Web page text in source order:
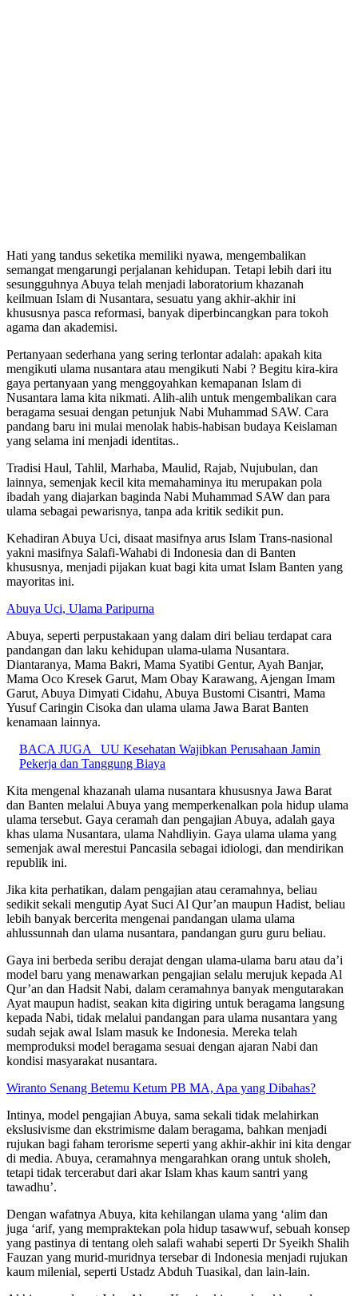
Hati yang tandus seketika memiliki nyawa, mengembalikan
semangat mengarungi perjalanan kehidupan. Tetapi lebih dari itu
sesungguhnya Abuya telah menjadi laboratorium khazanah
keilmuan Islam di Nusantara, sesuatu yang akhir-akhir ini
khususnya pasca reformasi, banyak diperbincangkan para tokoh
agama dan akademisi.
Pertanyaan sederhana yang sering terlontar adalah: apakah kita
mengikuti ulama nusantara atau mengikuti Nabi ? Begitu kira-kira
gaya pertanyaan yang menggoyahkan kemapanan Islam di
Nusantara lama kita nikmati. Alih-alih untuk mengembalikan cara
beragama sesuai dengan petunjuk Nabi Muhammad SAW. Cara
pandang baru ini mulai menolak habis-habisan budaya Keislaman
yang selama ini menjadi identitas..
Tradisi Haul, Tahlil, Marhaba, Maulid, Rajab, Nujubulan, dan
lainnya, semenjak kecil kita memahaminya itu merupakan pola
ibadah yang diajarkan baginda Nabi Muhammad SAW dan para
ulama sebagai pewarisnya, tanpa ada kritik sedikit pun.
Kehadiran Abuya Uci, disaat masifnya arus Islam Trans-nasional
yakni masifnya Salafi-Wahabi di Indonesia dan di Banten
khususnya, menjadi pijakan kuat bagi kita umat Islam Banten yang
mayoritas ini.
Abuya Uci, Ulama Paripurna
Abuya, seperti perpustakaan yang dalam diri beliau terdapat cara
pandangan dan laku kehidupan ulama-ulama Nusantara.
Diantaranya, Mama Bakri, Mama Syatibi Gentur, Ayah Banjar,
Mama Oco Kresek Garut, Mam Obay Karawang, Ajengan Imam
Garut, Abuya Dimyati Cidahu, Abuya Bustomi Cisantri, Mama
Yusuf Caringin Cisoka dan ulama ulama Jawa Barat Banten
kenamaan lainnya.
BACA JUGA
UU Kesehatan Wajibkan Perusahaan Jamin
Pekerja dan Tanggung Biaya
Kita mengenal khazanah ulama nusantara khususnya Jawa Barat
dan Banten melalui Abuya yang memperkenalkan pola hidup ulama
ulama tersebut. Gaya ceramah dan pengajian Abuya, adalah gaya
khas ulama Nusantara, ulama Nahdliyin. Gaya ulama ulama yang
semenjak awal merestui Pancasila sebagai idiologi, dan mendirikan
republik ini.
Jika kita perhatikan, dalam pengajian atau ceramahnya, beliau
sedikit sekali mengutip Ayat Suci Al Qur’an maupun Hadist, beliau
lebih banyak bercerita mengenai pandangan ulama ulama
ahlussunnah dan ulama nusantara, pandangan guru guru beliau.
Gaya ini berbeda seribu derajat dengan ulama-ulama baru atau da’i
model baru yang menawarkan pengajian selalu merujuk kepada Al
Qur’an dan Hadsit Nabi, dalam ceramahnya banyak mengutarakan
Ayat maupun hadist, seakan kita digiring untuk beragama langsung
kepada Nabi, tidak melalui pandangan para ulama nusantara yang
sudah sejak awal Islam masuk ke Indonesia. Mereka telah
memproduksi model beragama sesuai dengan ajaran Nabi dan
kondisi masyarakat nusantara.
Wiranto Senang Betemu Ketum PB MA, Apa yang Dibahas?
Intinya, model pengajian Abuya, sama sekali tidak melahirkan
ekslusivisme dan ekstrimisme dalam beragama, bahkan menjadi
rujukan bagi faham terorisme seperti yang akhir-akhir ini kita dengar
di media. Abuya, ceramahnya mengarahkan orang untuk sholeh,
tetapi tidak tercerabut dari akar Islam khas kaum santri yang
tawadhu’.
Dengan wafatnya Abuya, kita kehilangan ulama yang ‘alim dan
juga ‘arif, yang mempraktekan pola hidup tasawwuf, sebuah konsep
yang pastinya di tentang oleh salafi wahabi seperti Dr Syeikh Shalih
Fauzan yang murid-muridnya tersebar di Indonesia menjadi rujukan
kaum milenial, seperti Ustadz Abduh Tuasikal, dan lain-lain.